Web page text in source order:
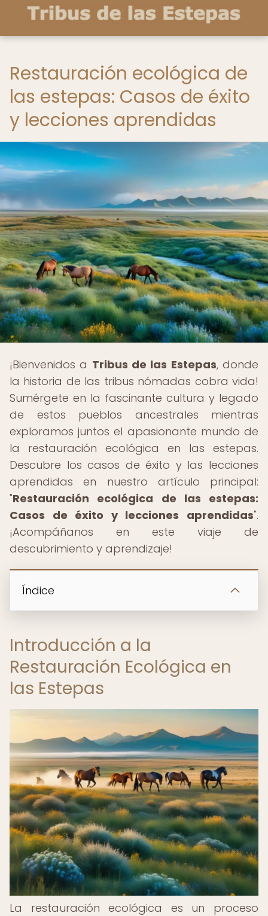
Restauración ecológica de
las estepas: Casos de éxito
y lecciones aprendidas
¡Bienvenidos a Tribus de las Estepas, donde
la historia de las tribus nómadas cobra vida!
Sumérgete en la fascinante cultura y legado
de estos pueblos ancestrales mientras
exploramos juntos el apasionante mundo de
la restauración ecológica en las estepas.
Descubre los casos de éxito y las lecciones
aprendidas en nuestro artículo principal:
"Restauración ecológica de las estepas:
Casos de éxito y lecciones aprendidas".
¡Acompáñanos en este viaje de
descubrimiento y aprendizaje!
Índice
Introducción a la
Restauración Ecológica en
las Estepas
La restauración ecológica es un proceso